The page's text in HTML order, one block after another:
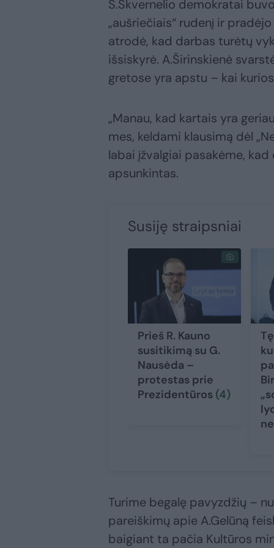
S.Skvernelio demokratai
„aušriečiais“ rudenį ir
atrodė, kad darbas turėtų
išsiskyrė. A.Širinskienė
gretose yra apstu – kai
„Manau, kad kartais yra
mes, keldami klausimą dėl
labai įžvalgiai pasakėme,
apsunkintas.
Susiję straipsniai
Prieš R. Kauno
susitikimą su G.
Nausėda –
protestas prie
Prezidentūros (4)
Turime begalę pavyzdžių –
pareiškimų apie A.Gelūną
baigiant ta pačia Kultūros